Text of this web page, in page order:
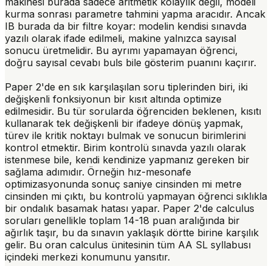
kurma sonrası parametre tahmini yapma aracıdır. Ancak
IB burada da bir filtre koyar: modelin kendisi sınavda
yazılı olarak ifade edilmeli, makine yalnızca sayısal
sonucu üretmelidir. Bu ayrımı yapamayan öğrenci,
doğru sayısal cevabı buls bile gösterim puanını kaçırır.
Paper 2'de en sık karşılaşılan soru tiplerinden biri, iki
değişkenli fonksiyonun bir kısıt altında optimize
edilmesidir. Bu tür sorularda öğrenciden beklenen, kısıtı
kullanarak tek değişkenli bir ifadeye dönüş yapmak,
türev ile kritik noktayı bulmak ve sonucun birimlerini
kontrol etmektir. Birim kontrolü sınavda yazılı olarak
istenmese bile, kendi kendinize yapmanız gereken bir
sağlama adımıdır. Örneğin hız-mesonafe
optimizasyonunda sonuç saniye cinsinden mi metre
cinsinden mi çıktı, bu kontrolü yapmayan öğrenci sıklıkla
bir ondalık basamak hatası yapar. Paper 2'de calculus
soruları genellikle toplam 14-18 puan aralığında bir
ağırlık taşır, bu da sınavın yaklaşık dörtte birine karşılık
gelir. Bu oran calculus ünitesinin tüm AA SL syllabusı
içindeki merkezi konumunu yansıtır.